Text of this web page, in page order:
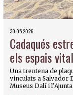
30.05.2026
Cadaqués
els espais
Una trentena de
vinculats a Salvador
Museus Dalí i